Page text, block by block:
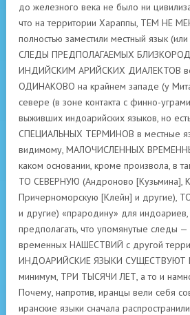
до железного века не было ни
что на территории Хараппы, ТЕМ НЕ
полностью заместили местный язык
СЛЕДЫ ПРЕДПОЛАГАЕМЫХ
ИНДИЙСКИМ АРИЙСКИХ ДИАЛЕКТОВ
ОДИНАКОВО на крайнем западе (у
севере (в зоне контакта с финно-
выживших индоарийских языков, но
СПЕЦИАЛЬНЫХ ТЕРМИНОВ в местные
видимому, МАЛОЧИСЛЕННЫХ
каком основании, кроме произвола, в
ТО СЕВЕРНУЮ (Андроново [Кузьмина],
Причерноморскую [Клейн] и другие),
и другие) «прародину» для индоариев,
предполагать, что упомянутые следы —
временных НАШЕСТВИЙ с другой
ИНДОАРИЙСКИЕ ЯЗЫКИ СУЩЕСТВУЮТ
минимум, ТРИ ТЫСЯЧИ ЛЕТ, а то и
Почему, напротив, иранцы вели себя
иранские языки сначала